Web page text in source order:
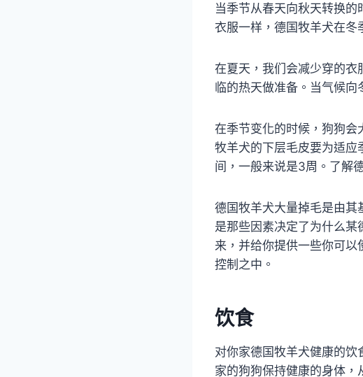
当季节从春天向秋天转换
衣服一样，德国牧羊犬在冬
在夏天，我们会减少穿的衣
临的热天做准备。当气候向
在季节变化的时候，狗狗会
牧羊犬的下层毛皮要为适
间，一般来说是3周。了解
德国牧羊犬大量掉毛是由其
是那些因素决定了为什么
来，并给你提供一些你可
控制之中。
饮食
对你家德国牧羊犬健康的
家的狗狗保持健康的身体